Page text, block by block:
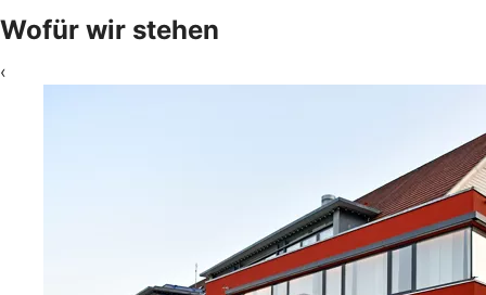
Wofür wir stehen
‹